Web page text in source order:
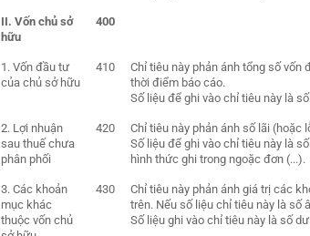
II. Vốn chủ sở
hữu
400
1. Vốn đầu tư
của chủ sở hữu
410
Chỉ tiêu này phản ánh tổng số
thời điểm báo cáo.
Số liệu để ghi vào chỉ tiêu này là
2. Lợi nhuận
sau thuế chưa
phân phối
420
Chỉ tiêu này phản ánh số lãi (hoặc
Số liệu để ghi vào chỉ tiêu này là
hình thức ghi trong ngoặc đơn (...).
3. Các khoản
mục khác
thuộc vốn chủ
430
Chỉ tiêu này phản ánh giá trị các
trên. Nếu số liệu chỉ tiêu này là số
Số liệu ghi vào chỉ tiêu này là số